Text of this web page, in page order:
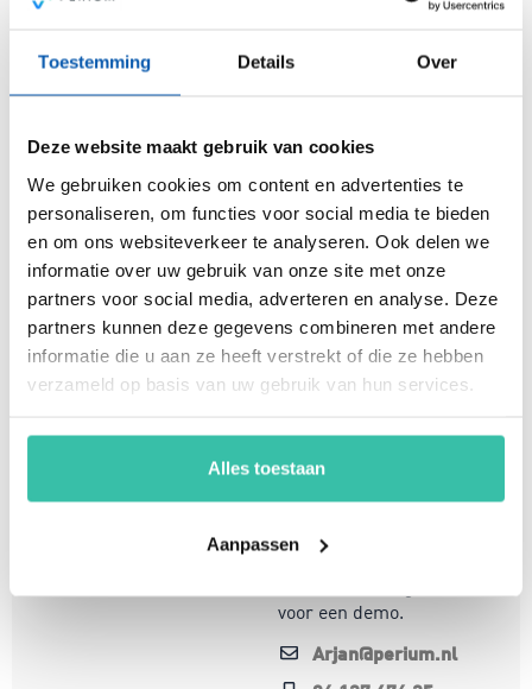
Toestemming Details Over
Deze website maakt gebruik van cookies
We gebruiken cookies om content en advertenties te
personaliseren, om functies voor social media te bieden
en om ons websiteverkeer te analyseren. Ook delen we
informatie over uw gebruik van onze site met onze
partners voor social media, adverteren en analyse. Deze
partners kunnen deze gegevens combineren met andere
informatie die u aan ze heeft verstrekt of die ze hebben
verzameld op basis van uw gebruik van hun services.
Alles toestaan
Aanpassen
energiemanagement, ARBO en nog veel meer. Vergroot de
weerbaarheid van je organisatie snel, eenvoudig en
Arjan Kremer
Mede-oprichter Perium
Met een achtergrond in
risicomanagement, ICT
en een passie voor
innovatie, help ik
organisaties om
te opereren in een
steeds veranderende
werken.
voor een demo.
Arjan@perium.nl